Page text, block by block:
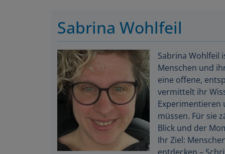
Sabrina Wohlfeil
Sabrina Wohlfeil
Menschen und
eine offene,
vermittelt ihr
Experimentieren
müssen. Für sie
Blick und der
Ihr Ziel:
entdecken –